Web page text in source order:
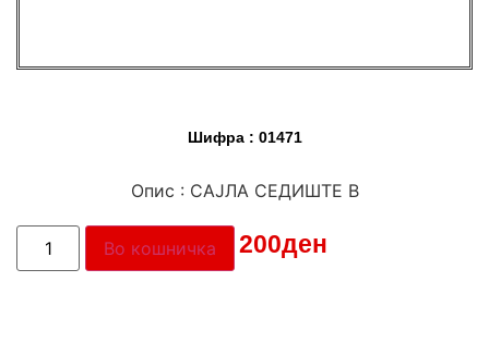
Шифра : 01471
Опис : САЈЛА СЕДИШТЕ В
Цена: 200ден
Во кошничка